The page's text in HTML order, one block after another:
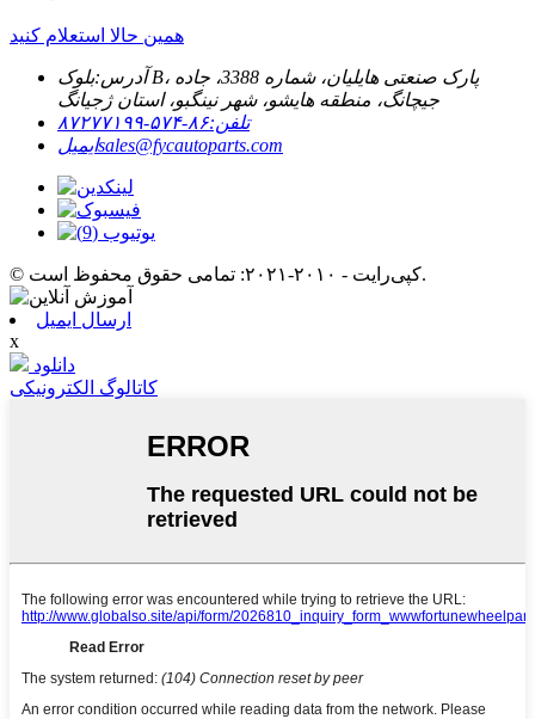
همین حالا استعلام کنید
آدرس:بلوک B، پارک صنعتی هایلیان، شماره 3388، جاده
جیچانگ، منطقه هایشو، شهر نینگبو، استان ژجیانگ
تلفن:۸۶-۵۷۴-۸۷۲۷۷۱۹۹
ایمیلsales@fycautoparts.com
© کپی‌رایت - ۲۰۱۰-۲۰۲۱: تمامی حقوق محفوظ است.
ارسال ایمیل
x
دانلود
کاتالوگ الکترونیکی